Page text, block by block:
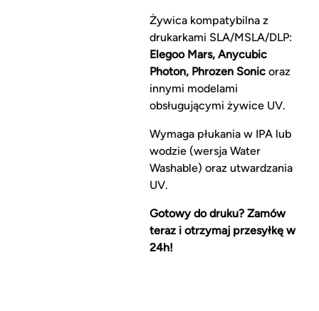
Żywica kompatybilna z
drukarkami SLA/MSLA/DLP:
Elegoo Mars, Anycubic
Photon, Phrozen Sonicoraz
innymi modelami
obsługującymi żywice UV.
Wymaga płukania w IPA lub
wodzie (wersja Water
Washable) oraz utwardzania
UV.
Gotowy do druku? Zamów
teraz i otrzymaj przesyłkę w
24h!